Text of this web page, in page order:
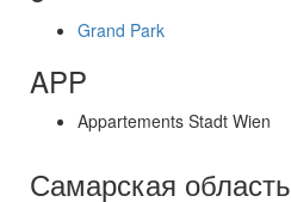
Grand Park
APP
Appartements Stadt Wien
Самарская область